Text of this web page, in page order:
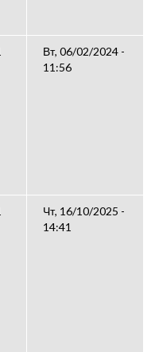
Вт, 06/02/2024 -
11:56
Чт, 16/10/2025 -
14:41